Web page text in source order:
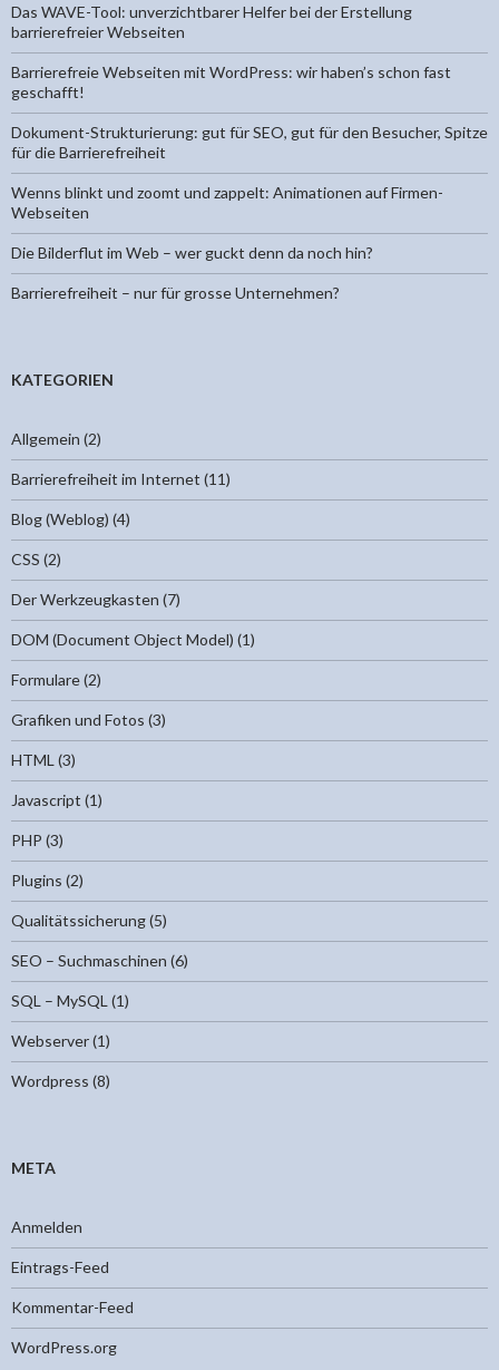
Das WAVE-Tool: unverzichtbarer Helfer bei der Erstellung
barrierefreier Webseiten
Barrierefreie Webseiten mit WordPress: wir haben’s schon fast
geschafft!
Dokument-Strukturierung: gut für SEO, gut für den Besucher, Spitze
für die Barrierefreiheit
Wenns blinkt und zoomt und zappelt: Animationen auf Firmen-
Webseiten
Die Bilderflut im Web – wer guckt denn da noch hin?
Barrierefreiheit – nur für grosse Unternehmen?
KATEGORIEN
Allgemein (2)
Barrierefreiheit im Internet (11)
Blog (Weblog) (4)
CSS (2)
Der Werkzeugkasten (7)
DOM (Document Object Model) (1)
Formulare(2)
Grafiken und Fotos (3)
HTML (3)
Javascript (1)
PHP (3)
Plugins (2)
Qualitätssicherung(5)
SEO – Suchmaschinen (6)
SQL – MySQL (1)
Webserver(1)
Wordpress (8)
META
Anmelden
Eintrags-Feed
Kommentar-Feed
WordPress.org